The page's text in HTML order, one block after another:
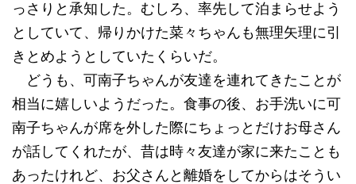
っさりと承知した。むしろ、率先して泊まらせよう
としていて、帰りかけた菜々ちゃんも無理矢理に引
きとめようとしていたくらいだ。
どうも、可南子ちゃんが友達を連れてきたことが
相当に嬉しいようだった。食事の後、お手洗いに可
南子ちゃんが席を外した際にちょっとだけお母さん
が話してくれたが、昔は時々友達が家に来たことも
あったけれど、お父さんと離婚をしてからはそうい